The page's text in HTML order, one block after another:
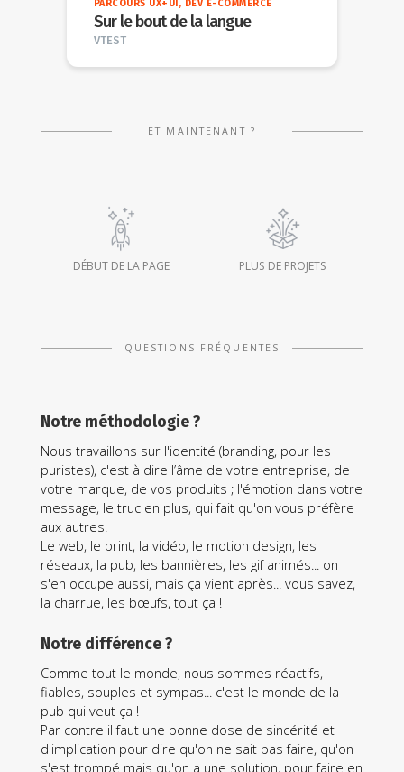
PARCOURS UX+UI, DEV E-COMMERCE
Sur le bout de la langue
VTEST
IDENTITÉ
Le patron qui surf
SLIDEPARK
ET MAINTENANT ?
DÉBUT DE LA PAGE PLUS DE PROJETS
QUESTIONS FRÉQUENTES
Notre méthodologie ?
Nous travaillons sur l'identité (branding, pour les
puristes), c'est à dire l’âme de votre entreprise, de
votre marque, de vos produits ; l'émotion dans votre
message, le truc en plus, qui fait qu'on vous préfère
aux autres.
Le web, le print, la vidéo, le motion design, les
réseaux, la pub, les bannières, les gif animés... on
s'en occupe aussi, mais ça vient après... vous savez,
la charrue, les bœufs, tout ça !
Notre différence ?
Comme tout le monde, nous sommes réactifs,
fiables, souples et sympas... c'est le monde de la
pub qui veut ça !
Par contre il faut une bonne dose de sincérité et
d'implication pour dire qu'on ne sait pas faire, qu'on
s'est trompé mais qu'on a une solution, pour faire en